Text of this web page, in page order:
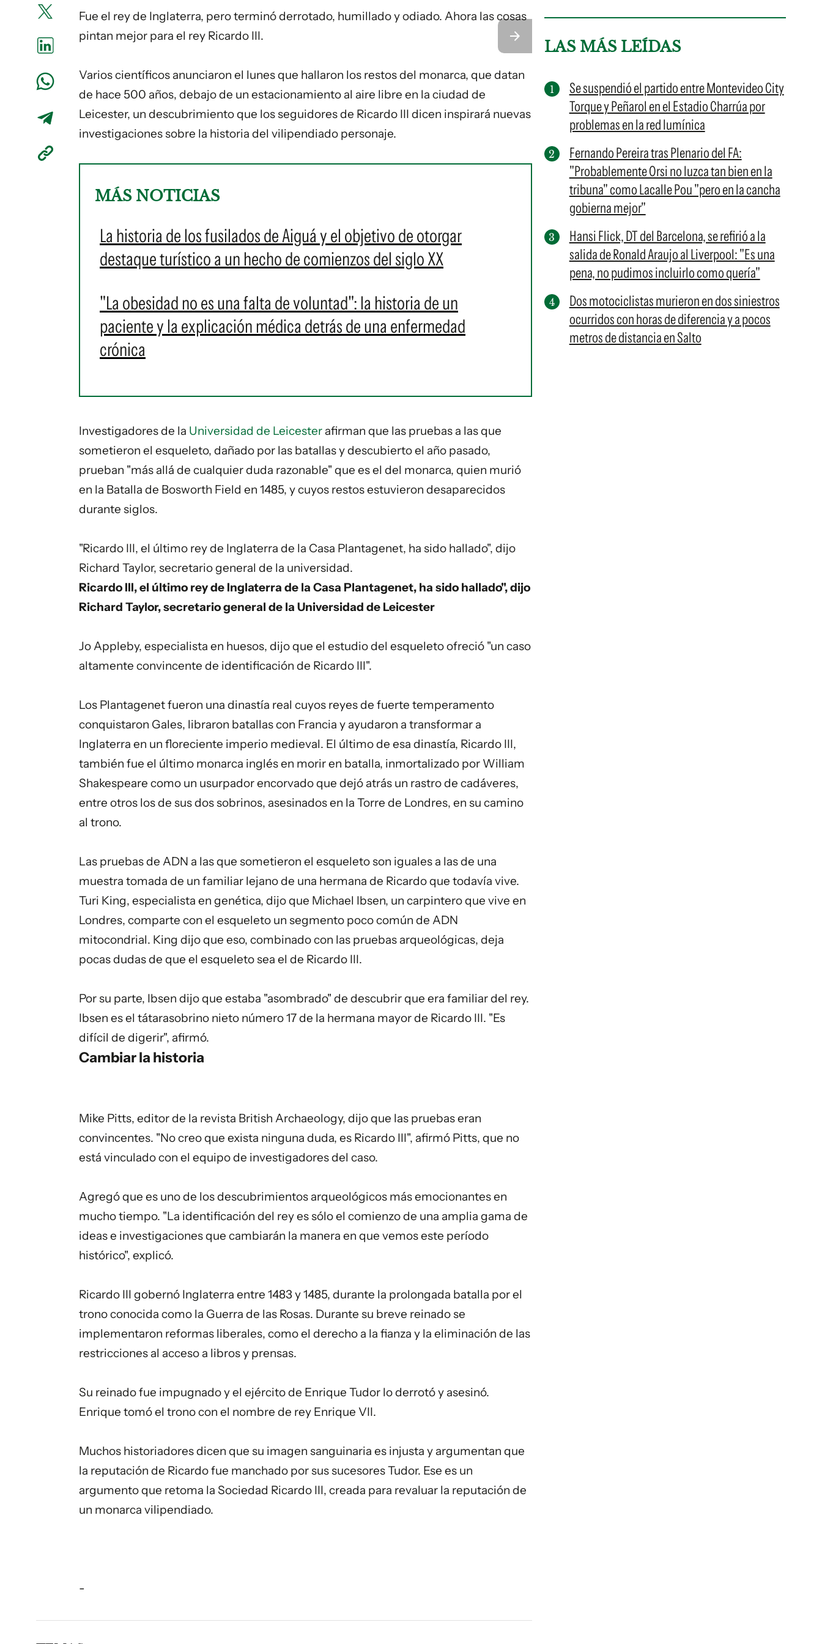
Fue el rey de Inglaterra, pero terminó derrotado, humillado y odiado. Ahora las cosas
pintan mejor para el rey Ricardo III.
Varios científicos anunciaron el lunes que hallaron los restos del monarca, que datan
de hace 500 años, debajo de un estacionamiento al aire libre en la ciudad de
Leicester, un descubrimiento que los seguidores de Ricardo III dicen inspirará nuevas
investigaciones sobre la historia del vilipendiado personaje.
MÁS NOTICIAS
La historia de los fusilados de Aiguá y el objetivo de otorgar
destaque turístico a un hecho de comienzos del siglo XX
"La obesidad no es una falta de voluntad": la historia de un
paciente y la explicación médica detrás de una enfermedad
crónica
Investigadores de la Universidad de Leicester afirman que las pruebas a las que
sometieron el esqueleto, dañado por las batallas y descubierto el año pasado,
prueban "más allá de cualquier duda razonable" que es el del monarca, quien murió
en la Batalla de Bosworth Field en 1485, y cuyos restos estuvieron desaparecidos
durante siglos.
"Ricardo III, el último rey de Inglaterra de la Casa Plantagenet, ha sido hallado", dijo
Richard Taylor, secretario general de la universidad.
Ricardo III, el último rey de Inglaterra de la Casa Plantagenet, ha sido hallado", dijo
Richard Taylor, secretario general de la Universidad de Leicester
Jo Appleby, especialista en huesos, dijo que el estudio del esqueleto ofreció "un caso
altamente convincente de identificación de Ricardo III".
Los Plantagenet fueron una dinastía real cuyos reyes de fuerte temperamento
conquistaron Gales, libraron batallas con Francia y ayudaron a transformar a
Inglaterra en un floreciente imperio medieval. El último de esa dinastía, Ricardo III,
también fue el último monarca inglés en morir en batalla, inmortalizado por William
Shakespeare como un usurpador encorvado que dejó atrás un rastro de cadáveres,
entre otros los de sus dos sobrinos, asesinados en la Torre de Londres, en su camino
al trono.
Las pruebas de ADN a las que sometieron el esqueleto son iguales a las de una
muestra tomada de un familiar lejano de una hermana de Ricardo que todavía vive.
Turi King, especialista en genética, dijo que Michael Ibsen, un carpintero que vive en
Londres, comparte con el esqueleto un segmento poco común de ADN
mitocondrial. King dijo que eso, combinado con las pruebas arqueológicas, deja
pocas dudas de que el esqueleto sea el de Ricardo III.
Por su parte, Ibsen dijo que estaba "asombrado" de descubrir que era familiar del rey.
Ibsen es el tátarasobrino nieto número 17 de la hermana mayor de Ricardo III. "Es
difícil de digerir", afirmó.
Cambiar la historia
Mike Pitts, editor de la revista British Archaeology, dijo que las pruebas eran
convincentes. "No creo que exista ninguna duda, es Ricardo III", afirmó Pitts, que no
está vinculado con el equipo de investigadores del caso.
Agregó que es uno de los descubrimientos arqueológicos más emocionantes en
mucho tiempo. "La identificación del rey es sólo el comienzo de una amplia gama de
ideas e investigaciones que cambiarán la manera en que vemos este período
histórico", explicó.
Ricardo III gobernó Inglaterra entre 1483 y 1485, durante la prolongada batalla por el
trono conocida como la Guerra de las Rosas. Durante su breve reinado se
implementaron reformas liberales, como el derecho a la fianza y la eliminación de las
restricciones al acceso a libros y prensas.
Su reinado fue impugnado y el ejército de Enrique Tudor lo derrotó y asesinó.
Enrique tomó el trono con el nombre de rey Enrique VII.
Muchos historiadores dicen que su imagen sanguinaria es injusta y argumentan que
la reputación de Ricardo fue manchado por sus sucesores Tudor. Ese es un
argumento que retoma la Sociedad Ricardo III, creada para revaluar la reputación de
un monarca vilipendiado.
-
LAS MÁS LEÍDAS
Se suspendió el partido entre Montevideo City
Torque y Peñarol en el Estadio Charrúa por
problemas en la red lumínica
Fernando Pereira tras Plenario del FA:
"Probablemente Orsi no luzca tan bien en la
tribuna" como Lacalle Pou "pero en la cancha
gobierna mejor"
Hansi Flick, DT del Barcelona, se refirió a la
salida de Ronald Araujo al Liverpool: "Es una
pena, no pudimos incluirlo como quería"
Dos motociclistas murieron en dos siniestros
ocurridos con horas de diferencia y a pocos
metros de distancia en Salto